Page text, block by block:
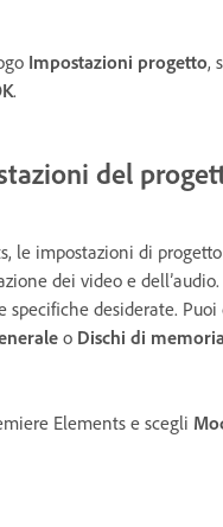
Impostazioni progetto,
.
del
le impostazioni di
dei video e
specifiche desiderate.
o Dischi di
Elements e scegli